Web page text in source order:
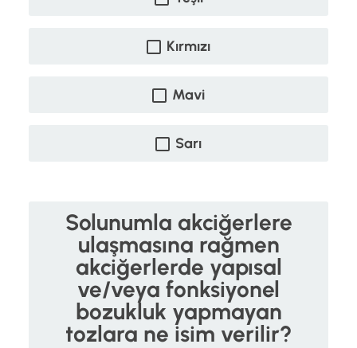
Kırmızı
Mavi
Sarı
Solunumla akciğerlere
ulaşmasına rağmen
akciğerlerde yapısal
ve/veya fonksiyonel
bozukluk yapmayan
tozlara ne isim verilir?